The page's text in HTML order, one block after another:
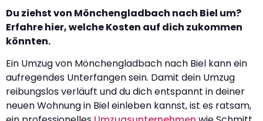
Du ziehst von Mönchengladbach nach Biel um?
Erfahre hier, welche Kosten auf dich zukommen
könnten.
Ein Umzug von Mönchengladbach nach Biel kann ein
aufregendes Unterfangen sein. Damit dein Umzug
reibungslos verläuft und du dich entspannt in deiner
neuen Wohnung in Biel einleben kannst, ist es ratsam,